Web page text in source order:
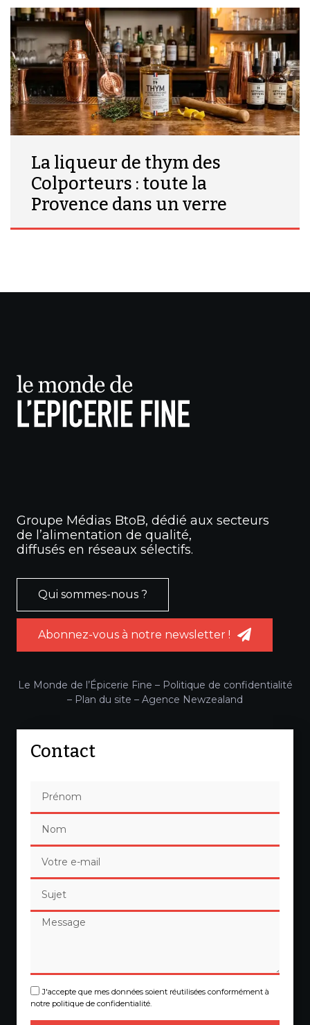
La liqueur de thym des
Colporteurs : toute la
Provence dans un verre
Groupe Médias BtoB, dédié aux secteurs
de l’alimentation de qualité,
diffusés en réseaux sélectifs.
Qui sommes-nous ?
Abonnez-vous à notre newsletter !
Le Monde de l’Épicerie Fine – Politique de confidentialité
– Plan du site – Agence Newzealand
Contact
J'accepte que mes données soient réutilisées conformément à
notre politique de confidentialité.